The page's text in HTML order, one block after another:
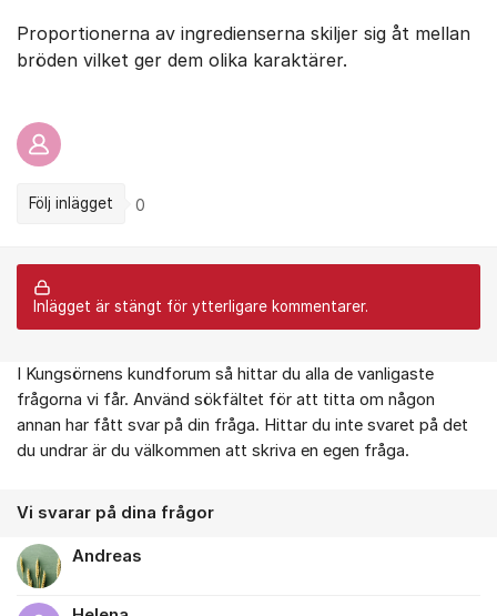
Proportionerna av ingredienserna skiljer sig åt mellan
bröden vilket ger dem olika karaktärer.
Följ inlägget 0
Inlägget är stängt för ytterligare kommentarer.
Om forumet
I Kungsörnens kundforum så hittar du alla de vanligaste
frågorna vi får. Använd sökfältet för att titta om någon
annan har fått svar på din fråga. Hittar du inte svaret på det
du undrar är du välkommen att skriva en egen fråga.
Vi svarar på dina frågor
Andreas